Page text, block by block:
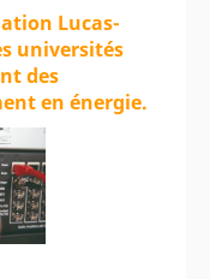
Lucas-
universités
des
en énergie.